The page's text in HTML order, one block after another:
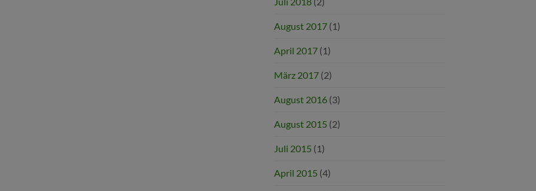
August 2017 (1)
April 2017 (1)
März 2017 (2)
August 2016 (3)
August 2015 (2)
Juli 2015 (1)
April 2015 (4)